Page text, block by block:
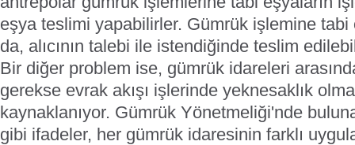
eşya teslimi yapabilirler. Gümrük işlemine
da, alıcının talebi ile istendiğinde teslim
Bir diğer problem ise, gümrük idareleri
gerekse evrak akışı işlerinde yeknesaklık
kaynaklanıyor. Gümrük Yönetmeliği'nde
gibi ifadeler, her gümrük idaresinin farklı